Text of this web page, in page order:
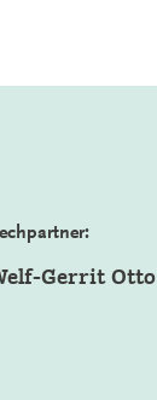
Gerrit Otto